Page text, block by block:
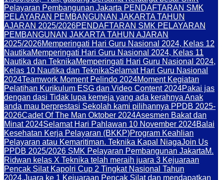
Pelayaran Pembangunan Jakarta PENDAFTARAN SMK
PELAYARAN PEMBANGUNAN JAKARTA TAHUN
AJARAN 2025/2026PENDAFTARAN SMK PELAYARAN
PEMBANGUNAN JAKARTA TAHUN AJARAN
2025/2026Memperingati Hari Guru Nasional 2024, Kelas 12
NautikaMemperingati Hari Guru Nasional 2024, Kelas 11
Nautika dan TeknikaMemperingati Hari Guru Nasional 2024,
Kelas 10 Nautika dan TeknikaSelamat Hari Guru Nasional
2024Teamwork Moment Pelindo 2024Moment Kegiatan
Pelatihan Kurikulum ESG dan Video Content 2024Pakai jas
dengan dasi Tidak lupa kemeja yang ada kerahnya Anak
anda mau berprestasi Sekolah kami pilihannya PPDB 2025-
2026Cadet Of The Man Oktober 2024Asesmen Bakat dan
Minat 2024Selamat Hari Pahlawan 10 November 2024Balai
Kesehatan Kerja Pelayaran (BKKP)Program Keahlian
Pelayaran atau Kemaritiman. Teknika Kapal NiagaJoin Us
PPDB 2025/2026 SMK Pelayaran Pembangunan JakartaM.
Ridwan kelas X Teknika telah meraih juara 3 Kejuaraan
Pencak Silat Kapolri Cup 2 Tingkat Nasional Tahun
2024.Juara ke 1 Kejuaraan Pencak Silat dan mendapatkan